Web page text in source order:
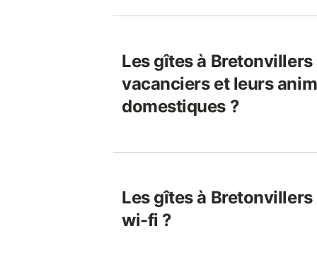
Les gîtes à
vacanciers et leurs
domestiques ?
Les gîtes à
wi-fi ?